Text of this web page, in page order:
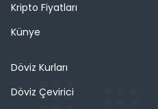
Kripto Fiyatları
Künye
Döviz Kurları
Döviz Çevirici